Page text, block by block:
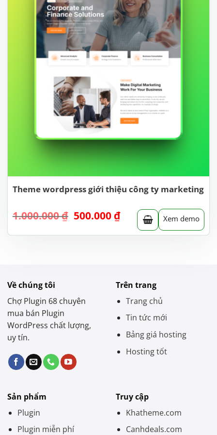
Theme wordpress giới thiệu công ty marketing
1.000.000₫ Giá
là:
500.000 ₫Giá
hiện
tại
Xem demo
Về chúng tôi
Chợ Plugin 68 chuyên
mua bán Plugin
WordPress chất lượng,
uy tín.
Trên trang
Trang chủ
Tin tức mới
Bảng giá hosting
Hosting tốt
Sản phẩm
Plugin
Plugin miễn phí
Truy cập
Khatheme.com
Canhdeals.com